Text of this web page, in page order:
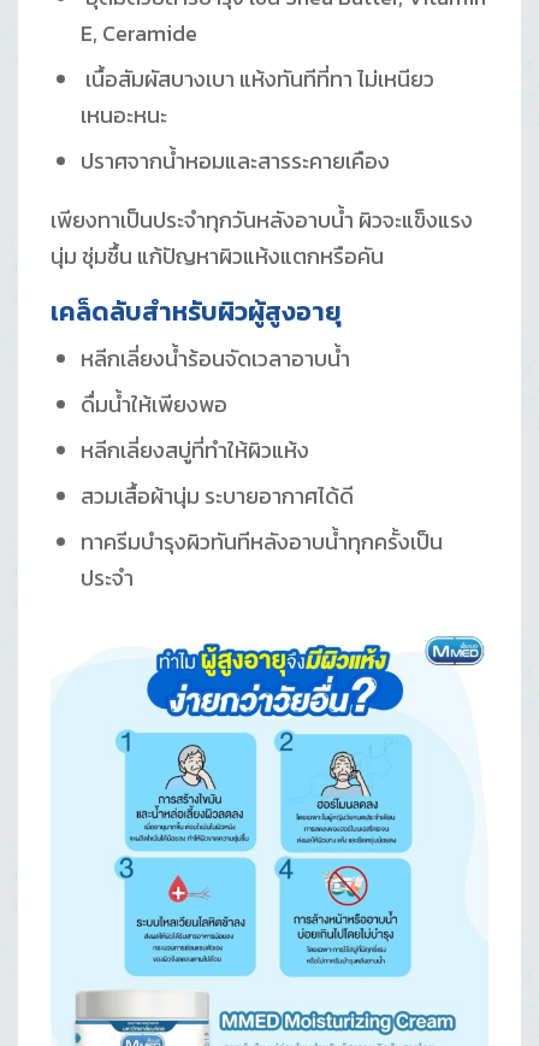
E, Ceramide
เนื้อสัมผัสบางเบา แห้งทันทีที่ทา ไม่เหนียว
เหนอะหนะ
ปราศจากน้ำหอมและสารระคายเคือง
เพียงทาเป็นประจำทุกวันหลังอาบน้ำ ผิวจะแข็งแรง
นุ่ม ชุ่มชื้น แก้ปัญหาผิวแห้งแตกหรือคัน
เคล็ดลับสำหรับผิวผู้สูงอายุ
หลีกเลี่ยงน้ำร้อนจัดเวลาอาบน้ำ
ดื่มน้ำให้เพียงพอ
หลีกเลี่ยงสบู่ที่ทำให้ผิวแห้ง
สวมเสื้อผ้านุ่ม ระบายอากาศได้ดี
ทาครีมบำรุงผิวทันทีหลังอาบน้ำทุกครั้งเป็น
ประจำ